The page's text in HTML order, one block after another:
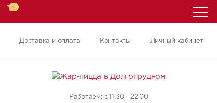
Доставка и оплата Контакты Личный кабинет
Работаем: с 11:30 - 22:00
0